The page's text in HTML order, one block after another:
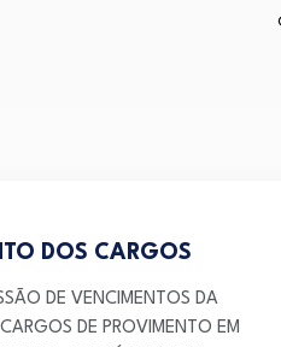
DOS CARGOS
DE VENCIMENTOS DA
DE PROVIMENTO EM